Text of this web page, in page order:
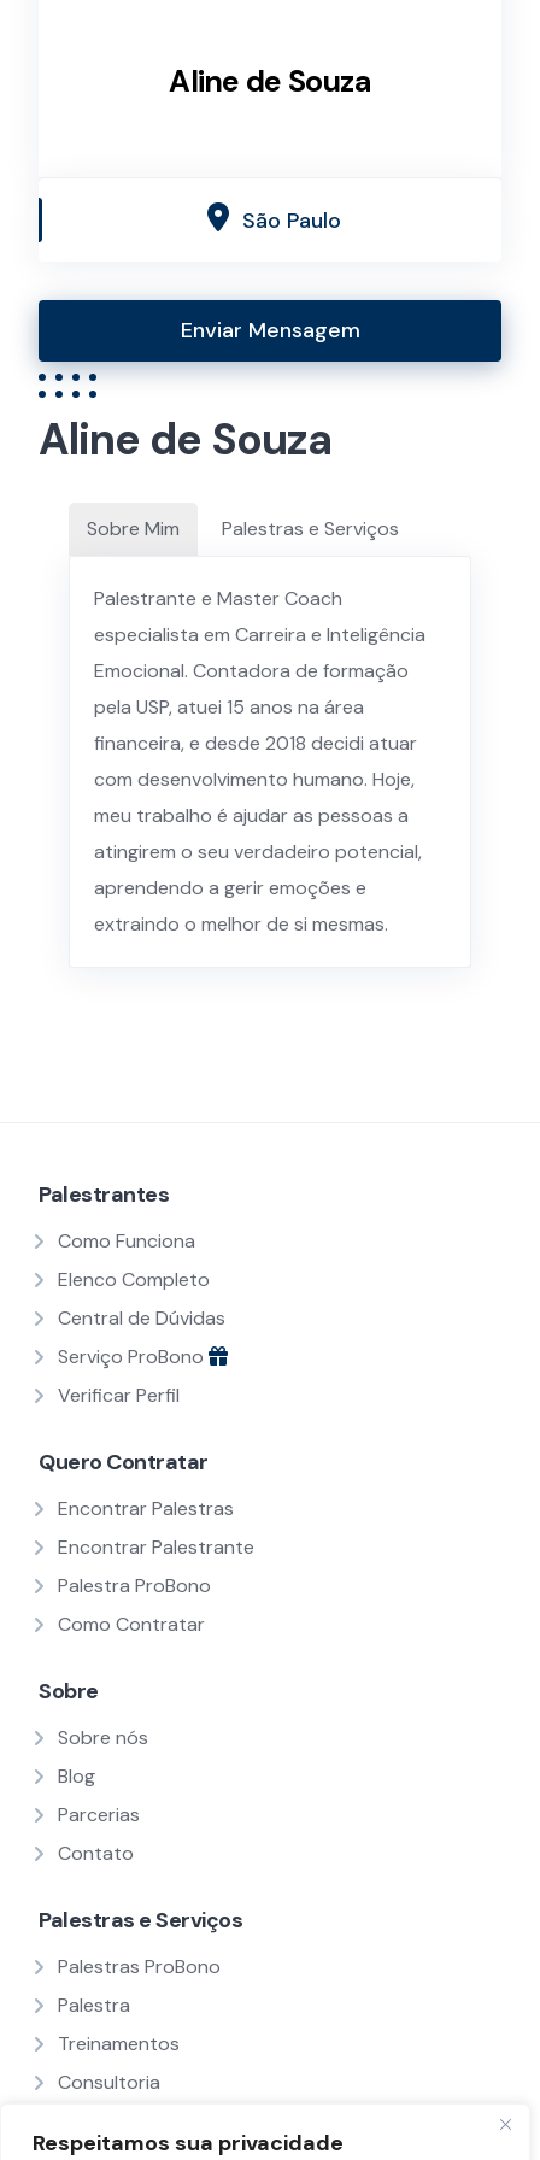
Respeitamos sua privacidade
Aline de Souza
São Paulo
Enviar Mensagem
Aline de Souza
Sobre Mim Palestras e Serviços
Palestrante e Master Coach
especialista em Carreira e Inteligência
Emocional. Contadora de formação
pela USP, atuei 15 anos na área
financeira, e desde 2018 decidi atuar
com desenvolvimento humano. Hoje,
meu trabalho é ajudar as pessoas a
atingirem o seu verdadeiro potencial,
aprendendo a gerir emoções e
extraindo o melhor de si mesmas.
Palestrantes
Como Funciona
Elenco Completo
Central de Dúvidas
Serviço ProBono
Verificar Perfil
Quero Contratar
Encontrar Palestras
Encontrar Palestrante
Palestra ProBono
Como Contratar
Sobre
Sobre nós
Blog
Parcerias
Contato
Palestras e Serviços
Palestras ProBono
Palestra
Treinamentos
Consultoria